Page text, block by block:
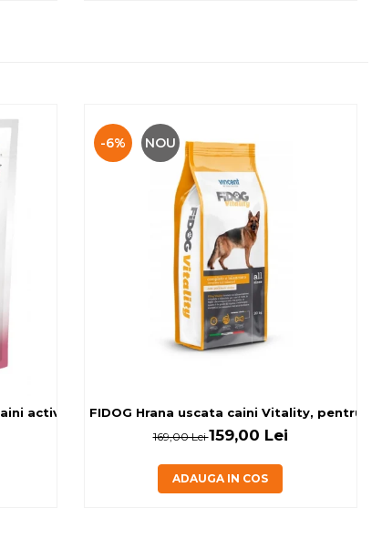
activi, cu banane si miel, 0.15kg
-6% NOU
FIDOG Hrana uscata caini Vitality, pentru
169,00 Lei159,00 Lei
ADAUGA IN COS